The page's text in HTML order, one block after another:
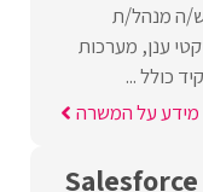
ה מנהל/ת
ענן, מערכות
כולל ...
מידע על המשרה